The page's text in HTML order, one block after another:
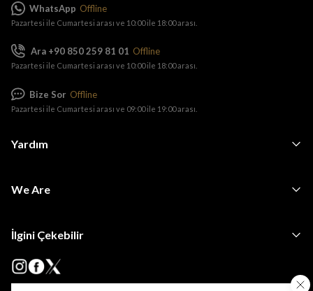
Yardım
We Are
İlgini Çekebilir
WhatsApp Offline
Pazartesi ile Cumartesi arası ve 10:00 ile 18:00 arası.
Ara +90 850 259 81 01 Offline
Pazartesi ile Cumartesi arası ve 10:00 ile 18:00 arası.
Bize Sor Offline
Pazartesi ile Cumartesi arası ve 09:00 ile 19:00 arası.